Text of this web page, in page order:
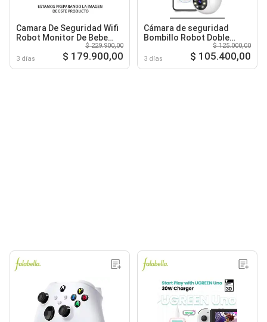
Camara De Seguridad Wifi
Robot Monitor De Bebe
3 días
$ 229.900,00
$ 179.900,00
Cámara de seguridad
Bombillo Robot Doble
3 días
$ 125.000,00
$ 105.400,00